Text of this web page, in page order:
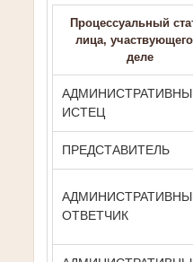
Процессуальный
лица,
деле
ИСТЕЦ
ПРЕДСТАВИТЕЛЬ
ОТВЕТЧИК